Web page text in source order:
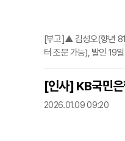
[부고]▲ 김성오(향년 81
터 조문 가능), 발인 19
[인사] KB국민
2026.01.09 09:20